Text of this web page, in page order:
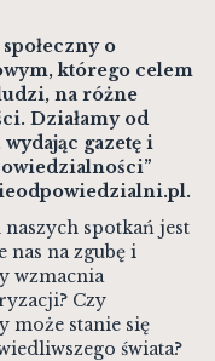
o
którego celem
na różne
Działamy od
gazetę i
spotkań jest
nas na zgubę i
wzmacnia
Czy
może stanie się
świata?